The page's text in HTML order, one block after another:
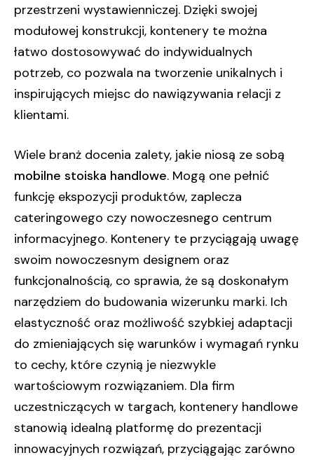
przestrzeni wystawienniczej. Dzięki swojej
modułowej konstrukcji, kontenery te można
łatwo dostosowywać do indywidualnych
potrzeb, co pozwala na tworzenie unikalnych i
inspirujących miejsc do nawiązywania relacji z
klientami.
Wiele branż docenia zalety, jakie niosą ze sobą
mobilne stoiska handlowe. Mogą one pełnić
funkcję ekspozycji produktów, zaplecza
cateringowego czy nowoczesnego centrum
informacyjnego. Kontenery te przyciągają uwagę
swoim nowoczesnym designem oraz
funkcjonalnością, co sprawia, że są doskonałym
narzędziem do budowania wizerunku marki. Ich
elastyczność oraz możliwość szybkiej adaptacji
do zmieniających się warunków i wymagań rynku
to cechy, które czynią je niezwykle
wartościowym rozwiązaniem. Dla firm
uczestniczących w targach, kontenery handlowe
stanowią idealną platformę do prezentacji
innowacyjnych rozwiązań, przyciągając zarówno